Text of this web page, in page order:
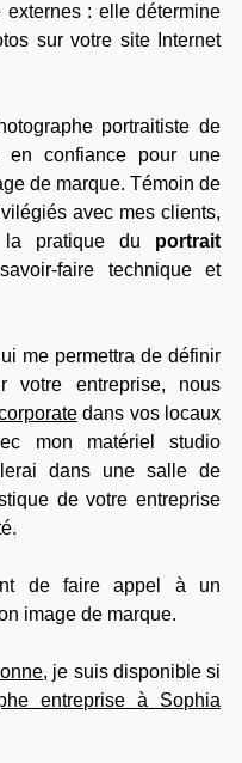
externes : elle détermine
sur votre site Internet
portraitiste de
en confiance pour une
de marque. Témoin de
avec mes clients,
pratique du portrait
faire technique et
me permettra de définir
votre entreprise, nous
dans vos locaux
mon matériel studio
dans une salle de
de votre entreprise
de faire appel à un
image de marque.
, je suis disponible si
entreprise à Sophia